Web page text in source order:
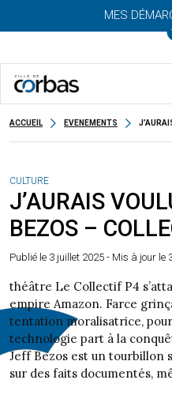
MES
ACCUEIL EVENEMENTS
CULTURE
J’AURAIS
BEZOS –
Publié le 3 juillet 2025 - Mis à jour le
théâtre Le Collectif P4
empire Amazon. Farce
tentation moralisatrice,
technologie part à la
Jeff Bezos est un tourbillon
sur des faits documentés,